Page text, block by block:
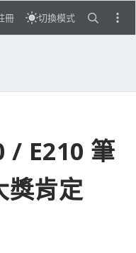
冊 切換模式
/ E210 筆
獎肯定